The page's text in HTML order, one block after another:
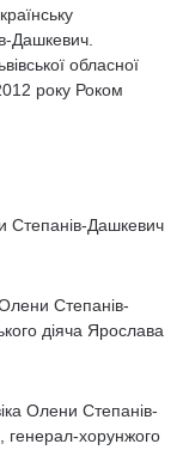
Дашкевич.
обласної
року Роком
Степанів-Дашкевич
Степанів-
діяча Ярослава
Олени Степанів-
генерал-хорунжого